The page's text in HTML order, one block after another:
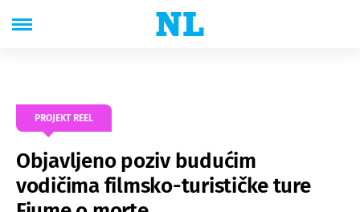
PROJEKT REEL
Objavljeno poziv budućim
vodičima filmsko-turističke ture